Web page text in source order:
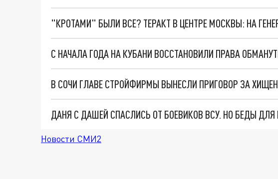
"КРОТАМИ" БЫЛИ ВСЕ? ТЕРАКТ В ЦЕНТРЕ МОСКВЫ: НА
С НАЧАЛА ГОДА НА КУБАНИ ВОССТАНОВИЛИ ПРАВА
В СОЧИ ГЛАВЕ СТРОЙФИРМЫ ВЫНЕСЛИ ПРИГОВОР ЗА
ДАНЯ С ДАШЕЙ СПАСЛИСЬ ОТ БОЕВИКОВ ВСУ. НО БЕДЫ
Новости СМИ2